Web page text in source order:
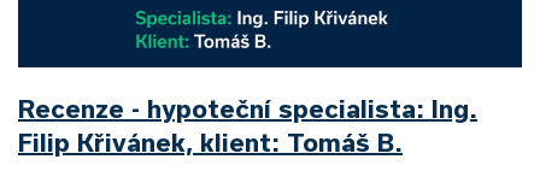
Recenze - hypoteční specialista: Ing.
Filip Křivánek, klient: Tomáš B.